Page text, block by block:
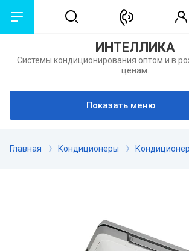
назад
ИНТЕЛЛИКА
Системы кондиционирования оптом и в
ценам.
Показать меню
Главная Кондиционеры